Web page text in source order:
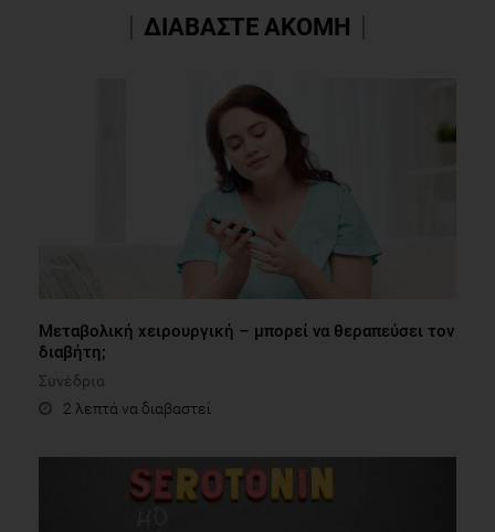
ΔΙΑΒΑΣΤΕ ΑΚΟΜΗ
Μεταβολική χειρουργική – μπορεί να θεραπεύσει τον
διαβήτη;
Συνέδρια
2 λεπτά να διαβαστεί